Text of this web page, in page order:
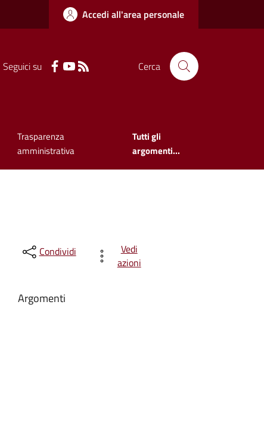
Accedi all'area personale
Seguici su Cerca
Trasparenza
amministrativa
Tutti gli
argomenti...
Condividi
Vedi
azioni
Argomenti